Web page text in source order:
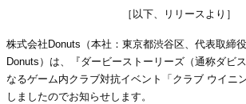
［以下、リリースより］
株式会社Donuts（本社：東京都渋谷区、代表取締
Donuts）は、『ダービーストーリーズ（通称ダビ
なるゲーム内クラブ対抗イベント「クラブ ウイニ
しましたのでお知らせします。